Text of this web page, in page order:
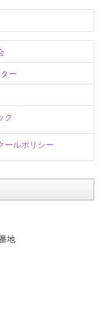
ー
ク
ールポリシー
地